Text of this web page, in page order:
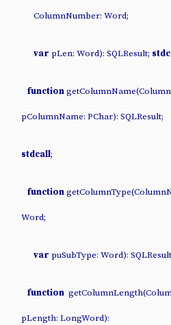
ColumnNumber: Word;
var pLen: Word): SQLResult;
function
pColumnName: PChar): SQLResult;
stdcall;
function
Word;
var puSubType: Word):
function
pLength: LongWord):